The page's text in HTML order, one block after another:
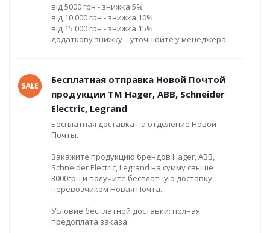
від 5000 грн - знижка 5%
від 10 000 грн - знижка 10%
від 15 000 грн - знижка 15%
додаткову знижку – уточнюйте у менеджера
Бесплатная отправка Новой Почтой
продукции ТМ Hager, ABB, Schneider
Electric, Legrand
Бесплатная доставка на отделение Новой
Почты.
Закажите продукцию брендов Hager, ABB,
Schneider Electric, Legrand на сумму свыше
3000грн и получите бесплатную доставку
перевозчиком Новая Почта.
Условие бесплатной доставки: полная
предоплата заказа.